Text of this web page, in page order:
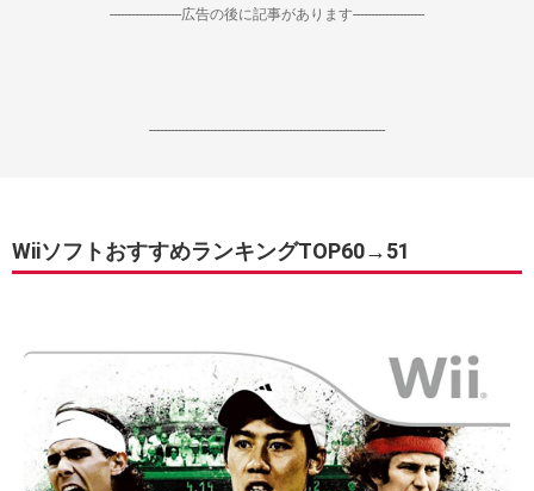
--------------------広告の後に記事があります--------------------
------------------------------------------------------------------
WiiソフトおすすめランキングTOP60→51